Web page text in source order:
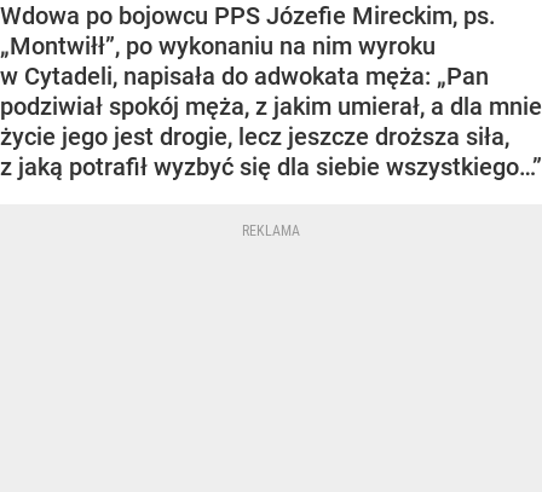
Wdowa po bojowcu PPS Józefie Mireckim, ps.
„Montwiłł”, po wykonaniu na nim wyroku
w Cytadeli, napisała do adwokata męża: „Pan
podziwiał spokój męża, z jakim umierał, a dla mnie
życie jego jest drogie, lecz jeszcze droższa siła,
z jaką potrafił wyzbyć się dla siebie wszystkiego…”